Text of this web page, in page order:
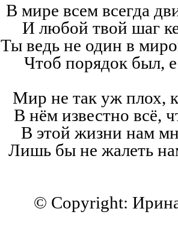
В мире всем всегда
И любой твой шаг
Ты ведь не один в
Чтоб порядок был,
Мир не так уж плох,
В нём известно всё,
В этой жизни нам
Лишь бы не жалеть
© Copyright: